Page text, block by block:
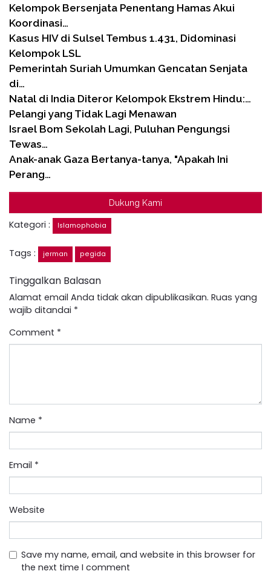
Kelompok Bersenjata Penentang Hamas Akui
Koordinasi…
Kasus HIV di Sulsel Tembus 1.431, Didominasi
Kelompok LSL
Pemerintah Suriah Umumkan Gencatan Senjata
di…
Natal di India Diteror Kelompok Ekstrem Hindu:…
Pelangi yang Tidak Lagi Menawan
Israel Bom Sekolah Lagi, Puluhan Pengungsi
Tewas…
Anak-anak Gaza Bertanya-tanya, "Apakah Ini
Perang…
Dukung Kami
Kategori : Islamophobia
Tags : jerman pegida
Tinggalkan Balasan
Alamat email Anda tidak akan dipublikasikan. Ruas yang
wajib ditandai *
Comment *
Name *
Email *
Website
Save my name, email, and website in this browser for
the next time I comment